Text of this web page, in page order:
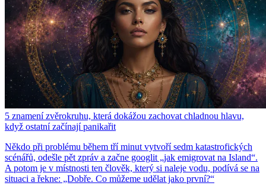
5 znamení zvěrokruhu, která dokážou zachovat chladnou hlavu,
když ostatní začínají panikařit
Někdo při problému během tří minut vytvoří sedm katastrofických
scénářů, odešle pět zpráv a začne googlit „jak emigrovat na Island“.
A potom je v místnosti ten člověk, který si naleje vodu, podívá se na
situaci a řekne: „Dobře. Co můžeme udělat jako první?“